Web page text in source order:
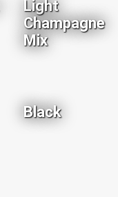
Light
Champagne
Mix
Black